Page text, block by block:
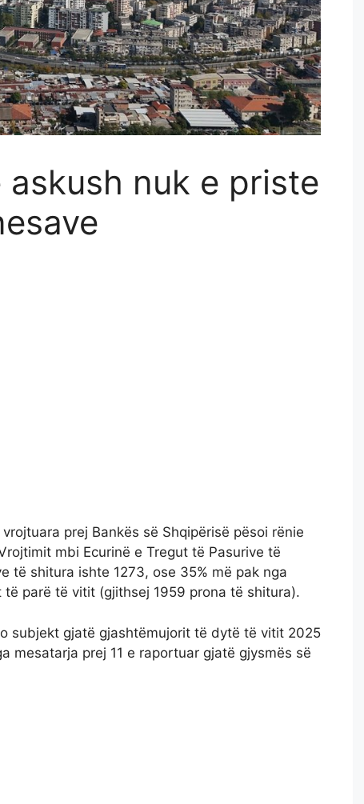
nuk e priste
prej Bankës së Shqipërisë pësoi rënie
mbi Ecurinë e Tregut të Pasurive të
të shitura ishte 1273, ose 35% më pak nga
parë të vitit (gjithsej 1959 prona të shitura).
subjekt gjatë gjashtëmujorit të dytë të vitit 2025
mesatarja prej 11 e raportuar gjatë gjysmës së